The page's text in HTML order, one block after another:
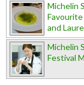
Michelin
and
Michelin
Festival